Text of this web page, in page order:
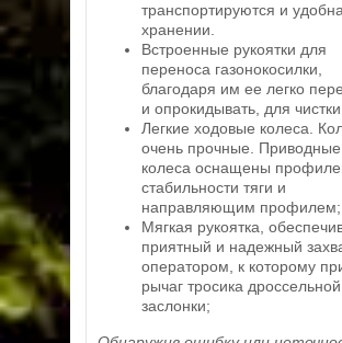
транспортируются и
хранении.
Встроенные рукоятки для
переноса газонокосилки,
благодаря им ее легко
и опрокидывать, для
Легкие ходовые колеса.
очень прочные. Приводные
колеса оснащены
стабильности тяги и
направляющим профилем;
Мягкая рукоятка,
приятный и надежный
оператором, к которому
рычаг тросика дроссельной
заслонки;